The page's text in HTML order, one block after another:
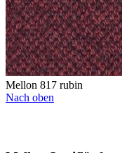
Mellon 817 rubin
Nach oben